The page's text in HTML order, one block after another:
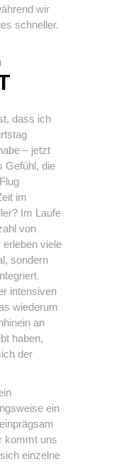
wir
schneller.
dass ich
– jetzt
Gefühl, die
im
Im Laufe
von
erleben viele
sondern
intensiven
wiederum
an
haben,
der
ein
kommt uns
einzelne